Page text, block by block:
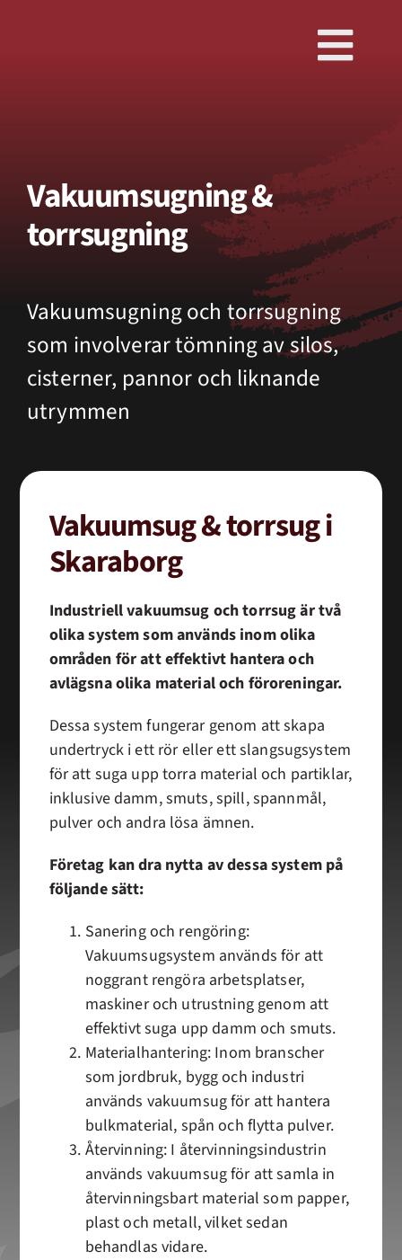
Vakuumsugning &
torrsugning
Vakuumsugning och torrsugning
som involverar tömning av silos,
cisterner, pannor och liknande
utrymmen
Vakuumsug & torrsug i
Skaraborg
Industriell vakuumsug och torrsug är två
olika system som används inom olika
områden för att effektivt hantera och
avlägsna olika material och föroreningar.
Dessa system fungerar genom att skapa
undertryck i ett rör eller ett slangsugsystem
för att suga upp torra material och partiklar,
inklusive damm, smuts, spill, spannmål,
pulver och andra lösa ämnen.
Företag kan dra nytta av dessa system på
följande sätt:
Sanering och rengöring:
Vakuumsugsystem används för att
noggrant rengöra arbetsplatser,
maskiner och utrustning genom att
effektivt suga upp damm och smuts.
Materialhantering: Inom branscher
som jordbruk, bygg och industri
används vakuumsug för att hantera
bulkmaterial, spån och flytta pulver.
Återvinning: I återvinningsindustrin
används vakuumsug för att samla in
återvinningsbart material som papper,
plast och metall, vilket sedan
behandlas vidare.